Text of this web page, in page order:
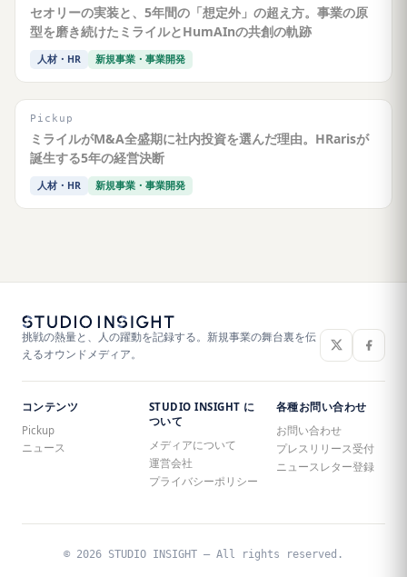
セオリーの実装と、5年間の「想定外」の超え方。事業の原
型を磨き続けたミライルとHumAInの共創の軌跡
人材・HR 新規事業・事業開発
Pickup
ミライルがM&A全盛期に社内投資を選んだ理由。HRarisが
誕生する5年の経営決断
人材・HR 新規事業・事業開発
挑戦の熱量と、人の躍動を記録する。新規事業の舞台裏を伝
えるオウンドメディア。
コンテンツ
Pickup
ニュース
STUDIO INSIGHT に
ついて
メディアについて
運営会社
プライバシーポリシー
各種お問い合わせ
お問い合わせ
プレスリリース受付
ニュースレター登録
© 2026 STUDIO INSIGHT — All rights reserved.